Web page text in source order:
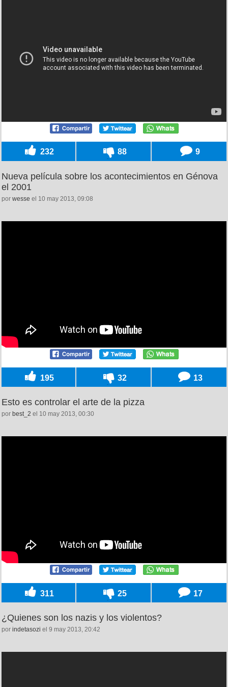
232 88 9
Nueva película sobre los acontecimientos en Génova
el 2001
por wesse el 10 may 2013, 09:08
195 32 13
Esto es controlar el arte de la pizza
por best_2 el 10 may 2013, 00:30
311 25 17
¿Quienes son los nazis y los violentos?
por indetasozi el 9 may 2013, 20:42